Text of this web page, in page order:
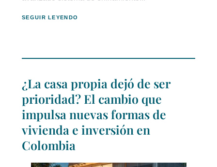
SEGUIR LEYENDO
¿La casa propia dejó de ser
prioridad? El cambio que
impulsa nuevas formas de
vivienda e inversión en
Colombia